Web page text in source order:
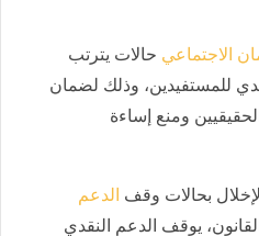
الاجتماعي حالات يترتب
للمستفيدين، وذلك لضمان
ومنع إساءة
الدعم
يوقف الدعم النقدي